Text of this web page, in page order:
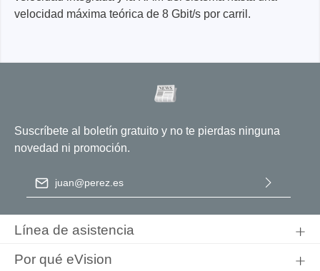
velocidad máxima teórica de 8 Gbit/s por carril.
Suscríbete al boletín gratuito y no te pierdas ninguna
novedad ni promoción.
Dirección de correo electrónico
términos y condiciones generales
Línea de asistencia
Por qué eVision